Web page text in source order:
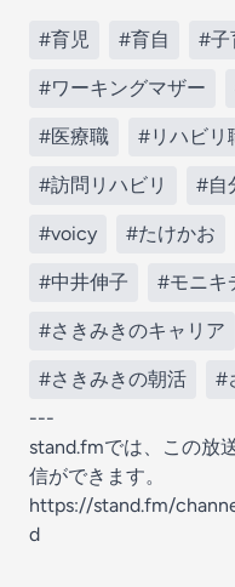
#育児 #育自 #子
#ワーキングマザー
#医療職 #リハビリ
#訪問リハビリ #自
#voicy #たけかお
#中井伸子 #モニキ
#さきみきのキャリア
#さきみきの朝活
#
---
stand.fmでは、この放
信ができます。
https://stand.fm/
d